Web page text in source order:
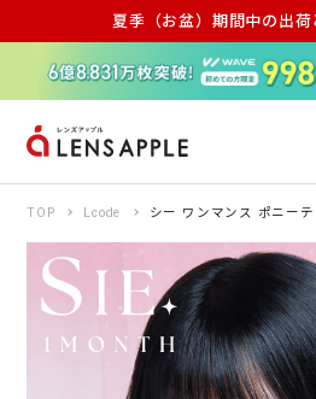
夏季（お盆）期間中の出荷
アキュビュー メダ
TOP Lcode シー ワンマンス ポニーテ